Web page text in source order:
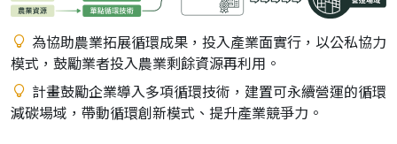
為協助農業拓展循環成果，投入產業面實行，以公私協力
模式，鼓勵業者投入農業剩餘資源再利用。
計畫鼓勵企業導入多項循環技術，建置可永續營運的循環
減碳場域，帶動循環創新模式、提升產業競爭力。